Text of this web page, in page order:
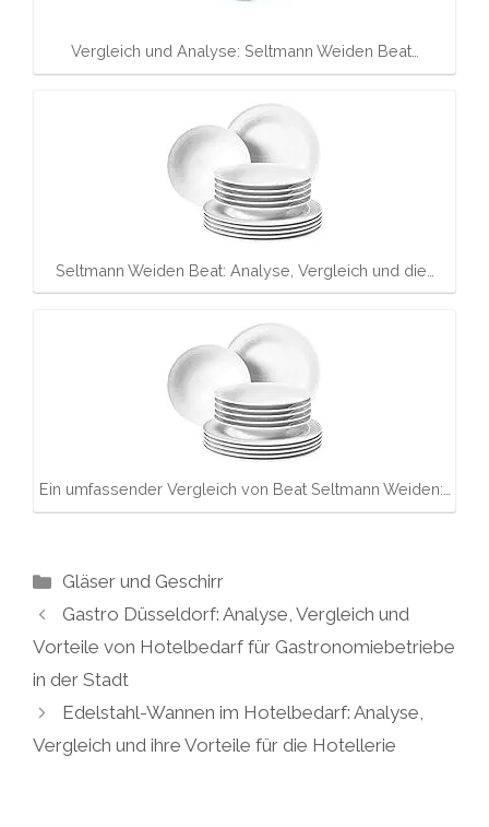
Vergleich und Analyse: Seltmann Weiden Beat…
Seltmann Weiden Beat: Analyse, Vergleich und die…
Ein umfassender Vergleich von Beat Seltmann Weiden:…
Kategorien
Gläser und Geschirr
Gastro Düsseldorf: Analyse, Vergleich und
Vorteile von Hotelbedarf für Gastronomiebetriebe
in der Stadt
Edelstahl-Wannen im Hotelbedarf: Analyse,
Vergleich und ihre Vorteile für die Hotellerie